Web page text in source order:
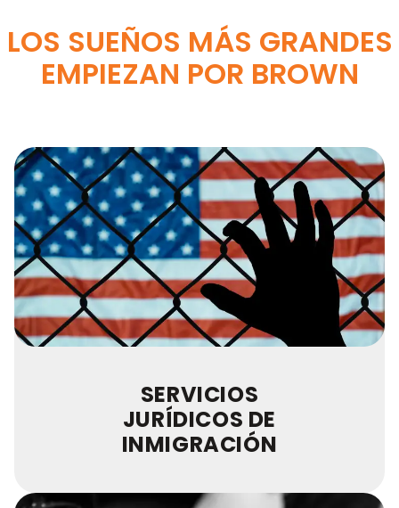
LOS SUEÑOS MÁS GRANDES
EMPIEZAN POR BROWN
SERVICIOS
JURÍDICOS DE
INMIGRACIÓN